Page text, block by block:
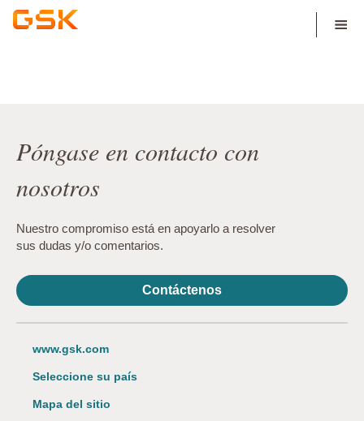
Póngase en contacto con
nosotros
Nuestro compromiso está en apoyarlo a resolver
sus dudas y/o comentarios.
Contáctenos
www.gsk.com
Seleccione su país
Mapa del sitio